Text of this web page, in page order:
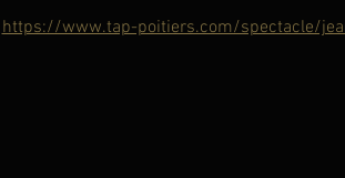
https://www.tap-poitiers.com/spectacle/